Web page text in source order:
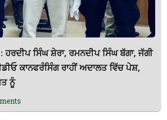
ਸਿੰਘ ਸ਼ੇਰਾ, ਰਮਨਦੀਪ ਸਿੰਘ ਬੱਗਾ, ਜੱਗੀ
ਕਾਨਫਰੰਸਿੰਗ ਰਾਹੀਂ ਅਦਾਲਤ ਵਿੱਚ ਪੇਸ਼,
ਨੂੰ